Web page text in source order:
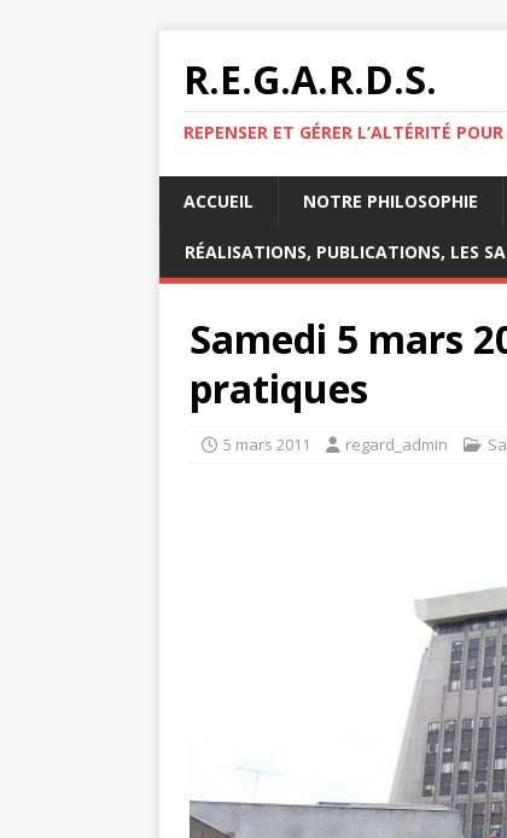
R.E.G.A.R.D.S.
REPENSER ET GÉRER L’ALTÉRITÉ
ACCUEIL NOTRE PHILOSOPHIE
RÉALISATIONS, PUBLICATIONS, LES
Samedi 5 mars
pratiques
5 mars 2011 regard_admin